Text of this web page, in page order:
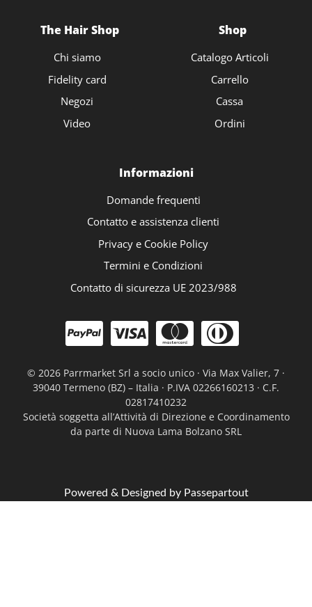
The Hair Shop
Chi siamo
Fidelity card
Negozi
Video
Shop
Catalogo Articoli
Carrello
Cassa
Ordini
Informazioni
Domande frequenti
Contatto e assistenza clienti
Privacy e Cookie Policy
Termini e Condizioni
Contatto di sicurezza UE 2023/988
© 2026 Parrmarket Srl a socio unico · Via Max Valier, 7 ·
39040 Termeno (BZ) – Italia · P.IVA 02266160213 · C.F.
02817410232
Società soggetta all’Attività di Direzione e Coordinamento
da parte di Nuova Lama Bolzano SRL
Powered & Designed by Passepartout